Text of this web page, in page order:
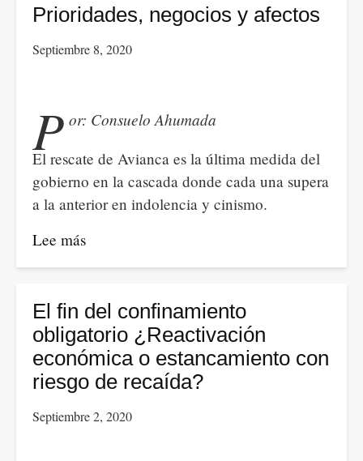
propuesta
Duque
LOS
DEL
CHOCÓ
ESPERABAN
Prioridades, negocios y afectos
Septiembre 8, 2020
P or: Consuelo Ahumada
El rescate de Avianca es la última medida del
gobierno en la cascada donde cada una supera
a la anterior en indolencia y cinismo.
Lee más
Prioridades,
y
afectos
El fin del confinamiento
obligatorio ¿Reactivación
económica o estancamiento con
riesgo de recaída?
Septiembre 2, 2020